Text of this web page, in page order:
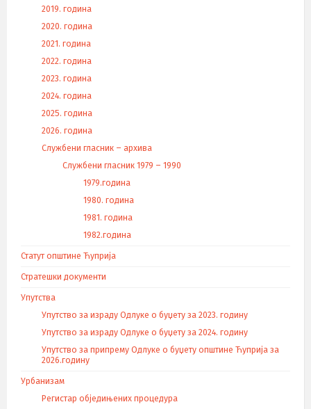
2019. година
2020. година
2021. година
2022. година
2023. година
2024. година
2025. година
2026. година
Службени гласник – архива
Службени гласник 1979 – 1990
1979.година
1980. година
1981. година
1982.година
Статут општине Ћуприја
Стратешки документи
Упутства
Упутство за израду Одлуке о буџету за 2023. годину
Упутство за израду Одлуке о буџету за 2024. годину
Упутство за припрему Одлуке о буџету општине Ћуприја за
2026.годину
Урбанизам
Регистар обједињених процедура